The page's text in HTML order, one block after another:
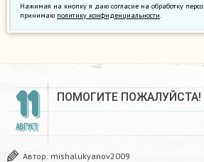
Нажимая на кнопку я даю согласие на обработку
принимаю политику конфиденциальности.
11
АВГУСТ
ПОМОГИТЕ ПОЖАЛУЙСТА!​
Автор: mishalukyanov2009